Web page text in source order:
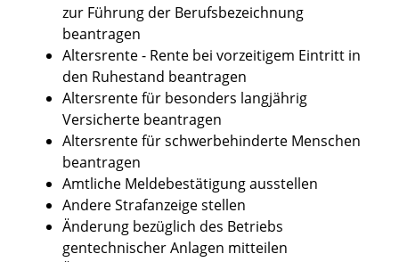
zur Führung der Berufsbezeichnung
beantragen
Altersrente - Rente bei vorzeitigem Eintritt in
den Ruhestand beantragen
Altersrente für besonders langjährig
Versicherte beantragen
Altersrente für schwerbehinderte Menschen
beantragen
Amtliche Meldebestätigung ausstellen
Andere Strafanzeige stellen
Änderung bezüglich des Betriebs
gentechnischer Anlagen mitteilen